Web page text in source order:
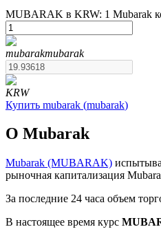
USDT-фьючерсы
Фьючерсы с
Фьючерсы на COIN-M
Криптовалютные
MUBARAK в KRW: 1 Mubarak
mubarakmubarak
KRW
Купить mubarak (mubarak)
О Mubarak
Mubarak (MUBARAK)
рыночная капитализация
За последние 24 часа объем
В настоящее время курс